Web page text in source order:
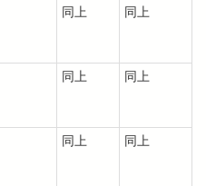
同上 同上
同上 同上
同上 同上